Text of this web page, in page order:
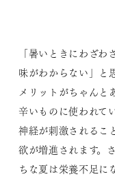
「暑いときにわざ
味がわからない」と
メリットがちゃんと
辛いものに使われて
神経が刺激されるこ
欲が増進されます。
ちな夏は栄養不足に